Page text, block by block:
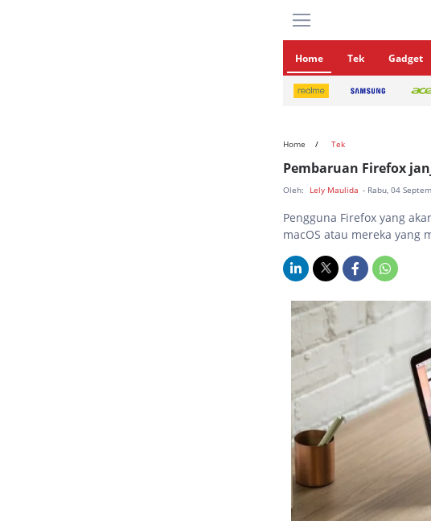
Home Tek Gadget
Home Tek
Pembaruan Firefox
Oleh: Lely Maulida - Rabu, 04
Pengguna Firefox yang
macOS atau mereka yang